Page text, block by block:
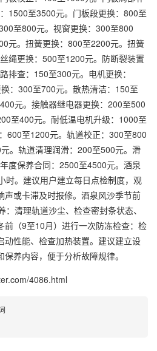
1500至3500元。门板段更换：800至
至800元。视窗更换：300至800
元。扭簧更换：800至2200元。扭簧
绳更换：500至1200元。防断裂装置
排查：150至300元。电机更换：
：300至700元。散热清洁：150至
元。接触器继电器更换：200至500
至400元。耐低温电机升级：1000至
600至1200元。轨道校正：300至800
。轨道清理润滑：200至500元。滑
度保养合同：2500至4500元。酒泉
时。建议用户建立每日点检制度，观
声或卡滞及时报修。酒泉风沙季节前
：清理轨道沙尘、检查密封条状态、
前（9至10月）进行一次防冻检查：检
动性能、检查加热装置。建议建立设
养内容，便于分析故障规律。
4086.html